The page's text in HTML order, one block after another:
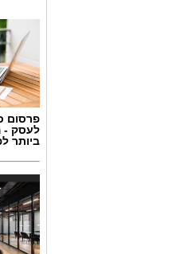
פרסום
לעסק -
ביותר